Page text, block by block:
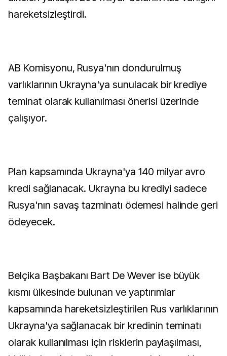
hareketsizleştirdi.
AB Komisyonu, Rusya'nın dondurulmuş
varlıklarının Ukrayna'ya sunulacak bir krediye
teminat olarak kullanılması önerisi üzerinde
çalışıyor.
Plan kapsamında Ukrayna'ya 140 milyar avro
kredi sağlanacak. Ukrayna bu krediyi sadece
Rusya'nın savaş tazminatı ödemesi halinde geri
ödeyecek.
Belçika Başbakanı Bart De Wever ise büyük
kısmı ülkesinde bulunan ve yaptırımlar
kapsamında hareketsizleştirilen Rus varlıklarının
Ukrayna'ya sağlanacak bir kredinin teminatı
olarak kullanılması için risklerin paylaşılması,